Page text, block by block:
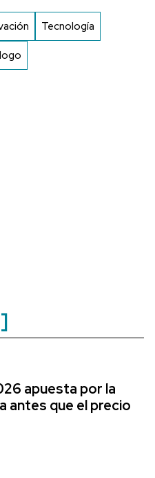
Tecnología
apuesta por la
antes que el precio